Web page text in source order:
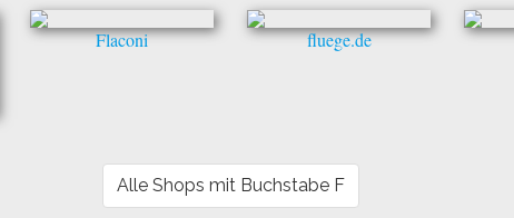
Flaconi fluege.de
Alle Shops mit Buchstabe F